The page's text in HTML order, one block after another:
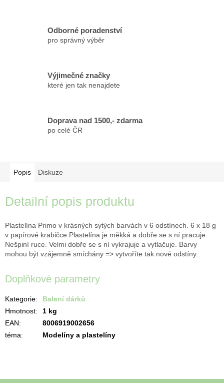
Odborné poradenství
pro správný výběr
Výjimečné značky
které jen tak nenajdete
Doprava nad 1500,- zdarma
po celé ČR
Popis Diskuze
Detailní popis produktu
Plastelína Primo v krásných sytých barvách v 6 odstínech. 6 x 18 g
v papírové krabičce Plastelína je měkká a dobře se s ní pracuje.
Nešpiní ruce. Velmi dobře se s ní vykrajuje a vytlačuje. Barvy
mohou být vzájemně smíchány => vytvoříte tak nové odstíny.
Doplňkové parametry
Kategorie:
Balení dárků
Hmotnost:
1 kg
EAN:
8006919002656
téma: Modelíny a plastelíny